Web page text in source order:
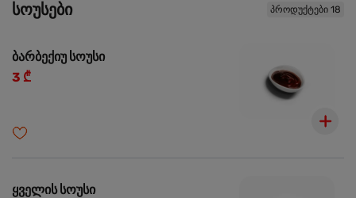
სოუსები პროდუქტები 18
ბარბექიუ სოუსი
3 ₾
ყველის სოუსი